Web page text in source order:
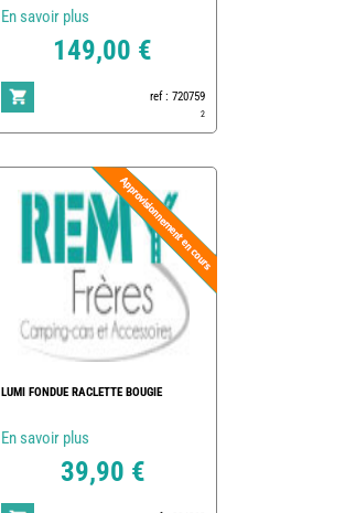
En savoir plus
149,00 €
ref : 720759
2
LUMI FONDUE RACLETTE BOUGIE
En savoir plus
39,90 €